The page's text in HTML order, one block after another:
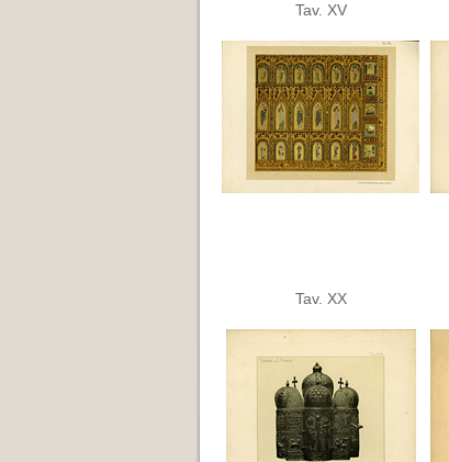
Tav. XV
Tav. XX